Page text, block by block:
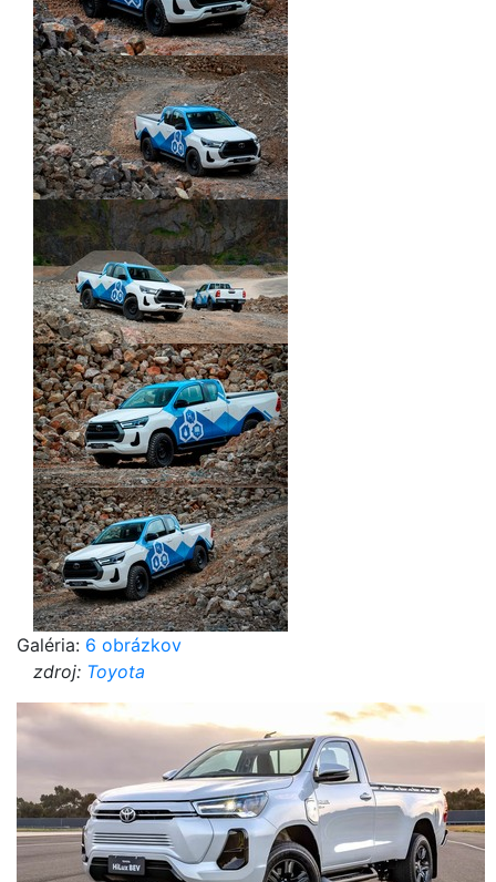
Galéria: 6 obrázkov
zdroj: Toyota